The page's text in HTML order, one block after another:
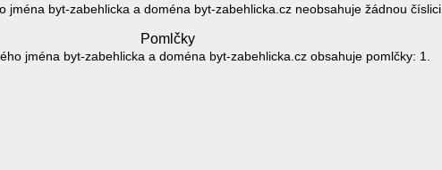
jména byt-zabehlicka a doména byt-zabehlicka.cz neobsahuje žádnou číslici.
Pomlčky
jména byt-zabehlicka a doména byt-zabehlicka.cz obsahuje pomlčky: 1.